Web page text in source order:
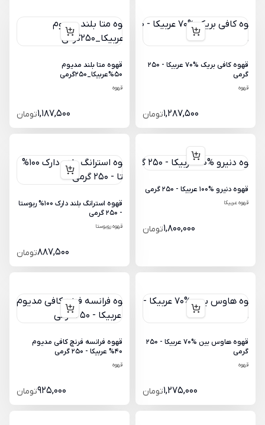
قهوه کافی بریک %70 عربیکا - 250
گرمی
قهوه
1,287,500تومان
قهوه متا بلند مدیوم
50%عربیکا_250گرمی
قهوه
1,187,500تومان
قهوه دنیرو %100 عربیکا - 250 گرمی
قهوه عربیکا
1,800,000تومان
قهوه استرانگ بلند دارک 100% ربوستا
- 250 گرمی
قهوه روبوستا
887,500تومان
قهوه هاوس بین %70 عربیکا - 250
گرمی
قهوه
1,275,000تومان
قهوه فرانسه فرنچ کافی مدیوم
40% عربیکا - 250 گرمی
قهوه
925,000تومان